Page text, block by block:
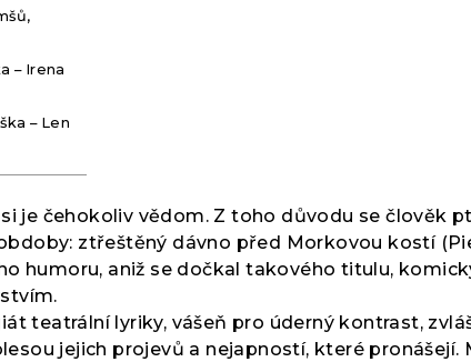
– Irena
– Len
je čehokoliv vědom. Z toho důvodu se člověk
ztřeštěný dávno před Morkovou kostí
humoru, aniž se dočkal takového titulu,
teatrální lyriky, vášeň pro úderný kontrast,
jejich projevů a nejapností, které pronášejí.